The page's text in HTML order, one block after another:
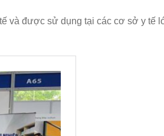
và được sử dụng tại các cơ sở y tế